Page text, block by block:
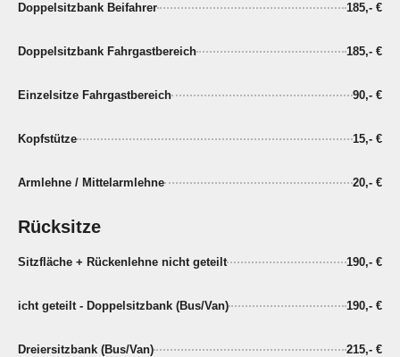
Doppelsitzbank Beifahrer 185,- €
Doppelsitzbank Fahrgastbereich 185,- €
Einzelsitze Fahrgastbereich 90,- €
Kopfstütze 15,- €
Armlehne / Mittelarmlehne 20,- €
Rücksitze
Sitzfläche + Rückenlehne nicht geteilt 190,- €
icht geteilt - Doppelsitzbank (Bus/Van) 190,- €
Dreiersitzbank (Bus/Van) 215,- €